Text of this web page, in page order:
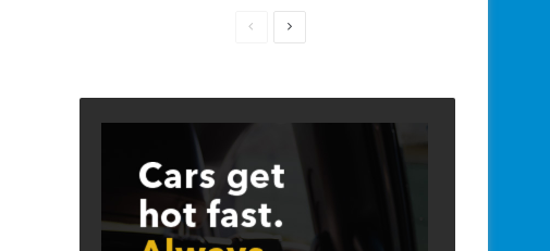
PreviousNext